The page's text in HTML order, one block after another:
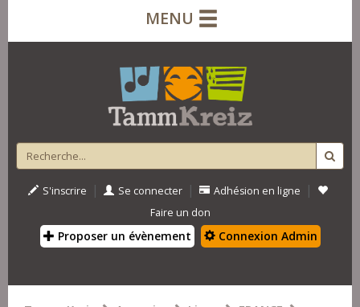
MENU
S'inscrire | Se connecter | Adhésion en ligne |
Faire un don
Proposer un évènement Connexion Admin